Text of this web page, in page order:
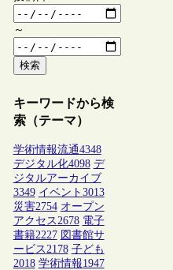
～
検索
キーワードから検
索（テーマ）
学術情報流通4348
デジタル化4098 デ
ジタルアーカイブ
3349 イベント 3013
災害2754 オープン
アクセス 2678 電子
書籍2227 図書館サ
ービス 2178 子ども
2018 学術情報1947